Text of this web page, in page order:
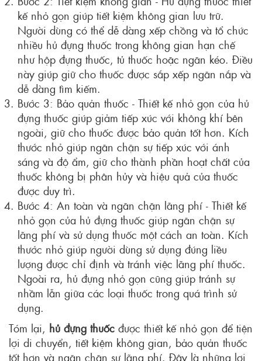
kế nhỏ gọn giúp tiết kiệm không gian lưu trữ.
Người dùng có thể dễ dàng xếp chồng và tổ chức
nhiều hủ đựng thuốc trong không gian hạn chế
như hộp đựng thuốc, tủ thuốc hoặc ngăn kéo. Điều
này giúp giữ cho thuốc được sắp xếp ngăn nắp và
dễ dàng tìm kiếm.
Bước 3: Bảo quản thuốc - Thiết kế nhỏ gọn của hủ
đựng thuốc giúp giảm tiếp xúc với không khí bên
ngoài, giữ cho thuốc được bảo quản tốt hơn. Kích
thước nhỏ giúp ngăn chặn sự tiếp xúc với ánh
sáng và độ ẩm, giữ cho thành phần hoạt chất của
thuốc không bị phân hủy và hiệu quả của thuốc
được duy trì.
Bước 4: An toàn và ngăn chặn lãng phí - Thiết kế
nhỏ gọn của hủ đựng thuốc giúp ngăn chặn sự
lãng phí và sử dụng thuốc một cách an toàn. Kích
thước nhỏ giúp người dùng sử dụng đúng liều
lượng được chỉ định và tránh việc lãng phí thuốc.
Ngoài ra, hủ đựng nhỏ gọn cũng giúp tránh sự
nhầm lẫn giữa các loại thuốc trong quá trình sử
dụng.
Tóm lại, hủ đựng thuốc được thiết kế nhỏ gọn để tiện
lợi di chuyển, tiết kiệm không gian, bảo quản thuốc
tốt hơn và ngăn chặn sự lãng phí. Đây là những lợi